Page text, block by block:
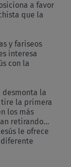
a favor
que la
y fariseos
interesa
con la
desmonta la
tire la primera
los más
retirando…
le ofrece